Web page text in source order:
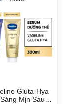
Gluta-Hya
Mịn Sau 7